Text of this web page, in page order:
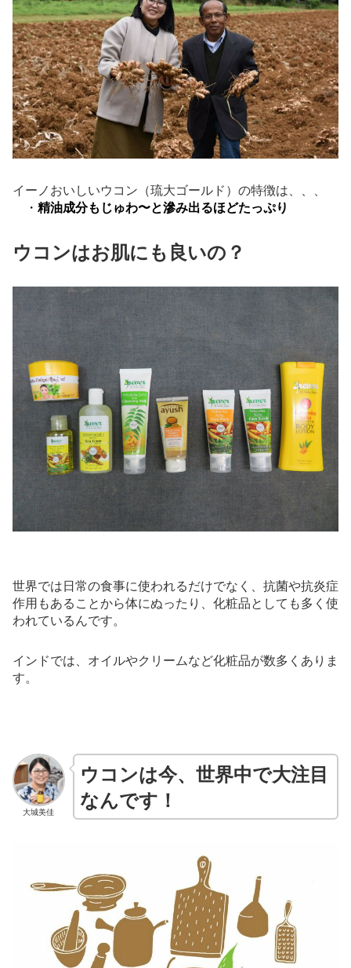
イーノおいしいウコン（琉大ゴールド）の特徴は、、、
・ 精油成分もじゅわ〜と滲み出るほどたっぷり
ウコンはお肌にも良いの？
世界では日常の食事に使われるだけでなく、抗菌や抗炎症
作用もあることから体にぬったり、化粧品としても多く使
われているんです。
インドでは、オイルやクリームなど化粧品が数多くありま
す。
大城美佳
ウコンは今、世界中で大注目
なんです！